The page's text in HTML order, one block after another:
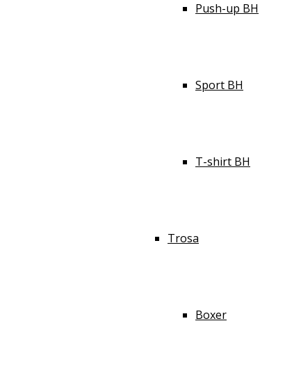
Push-up BH
Sport BH
T-shirt BH
Trosa
Boxer